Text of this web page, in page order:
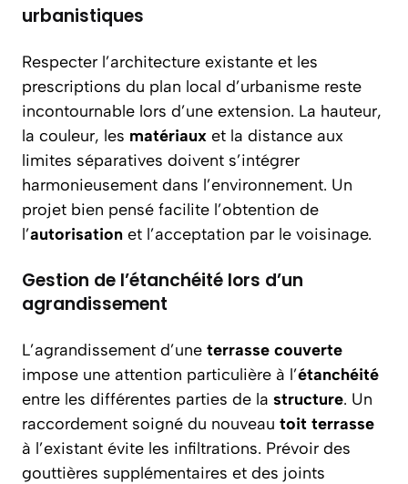
urbanistiques
Respecter l’architecture existante et les
prescriptions du plan local d’urbanisme reste
incontournable lors d’une extension. La hauteur,
la couleur, les matériaux et la distance aux
limites séparatives doivent s’intégrer
harmonieusement dans l’environnement. Un
projet bien pensé facilite l’obtention de
l’autorisation et l’acceptation par le voisinage.
Gestion de l’étanchéité lors d’un
agrandissement
L’agrandissement d’une terrasse couverte
impose une attention particulière à l’étanchéité
entre les différentes parties de la structure. Un
raccordement soigné du nouveau toit terrasse
à l’existant évite les infiltrations. Prévoir des
gouttières supplémentaires et des joints